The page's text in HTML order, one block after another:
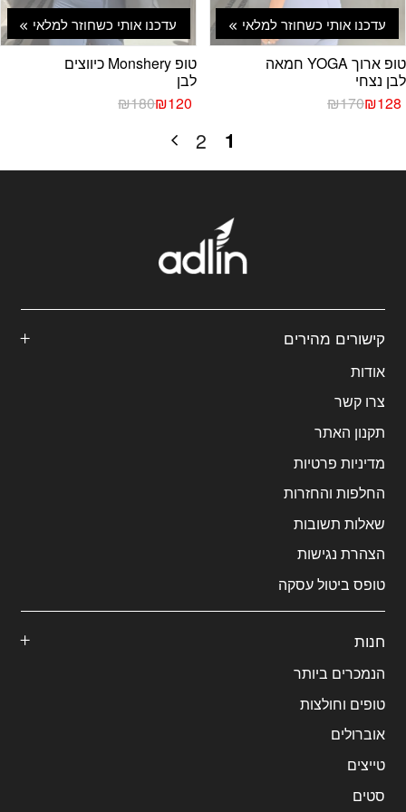
עדכנו אותי כשחוזר למלאי
טופ ארוך YOGA חמאה
לבן נצחי
₪170
המחיר
₪128המחיר
עדכנו אותי כשחוזר למלאי
טופ Monshery כיווצים
לבן
₪180
המחיר
₪120המחיר
1
2
קישורים מהירים
אודות
צרו קשר
תקנון האתר
מדיניות פרטיות
החלפות והחזרות
שאלות תשובות
הצהרת נגישות
טופס ביטול עסקה
חנות
הנמכרים ביותר
טופים וחולצות
אוברולים
טייצים
סטים